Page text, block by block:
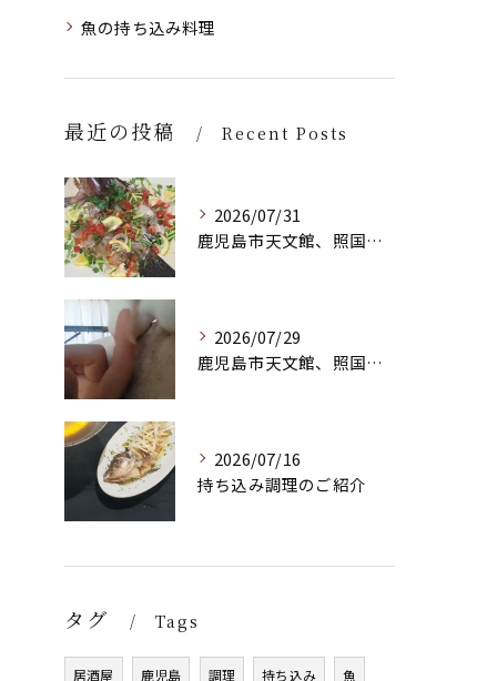
魚の持ち込み料理
最近の投稿 Recent Posts
2026/07/31
鹿児島市天文館、照国町のバー
2026/07/29
鹿児島市天文館、照国町のバー
2026/07/16
持ち込み調理のご紹介
タグ Tags
居酒屋 鹿児島 調理 持ち込み 魚